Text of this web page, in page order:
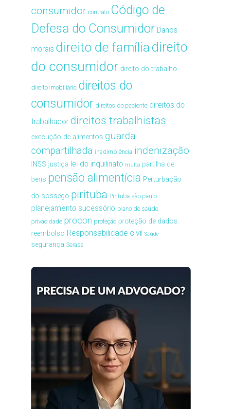
consumidor contrato Código de
Defesa do Consumidor Danos
morais direito de famíliadireito
do consumidor direito do trabalho
direito imobiliário direitos do
consumidor direitos do paciente direitos do
trabalhador direitos trabalhistas
execução de alimentos guarda
compartilhada inadimplência indenização
INSS justiça lei do inquilinato multa partilha de
bens pensão alimentícia Perturbação
do sossego pirituba Pirituba são paulo
planejamento sucessório plano de saúde
privacidade procon proteção proteção de dados
reembolso Responsabilidade civil Saúde
segurança Serasa